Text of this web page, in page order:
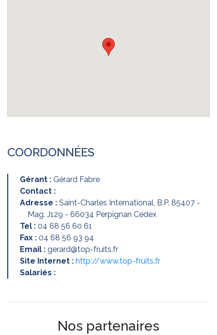
COORDONNÉES
Gérant : Gérard Fabre
Contact :
Adresse : Saint-Charles International, B.P. 85407 -
Mag. J129 - 66034 Perpignan Cedex
Tel : 04 68 56 60 61
Fax : 04 68 56 93 94
Email : gerard@top-fruits.fr
Site Internet : http://www.top-fruits.fr
Salariés :
Nos partenaires